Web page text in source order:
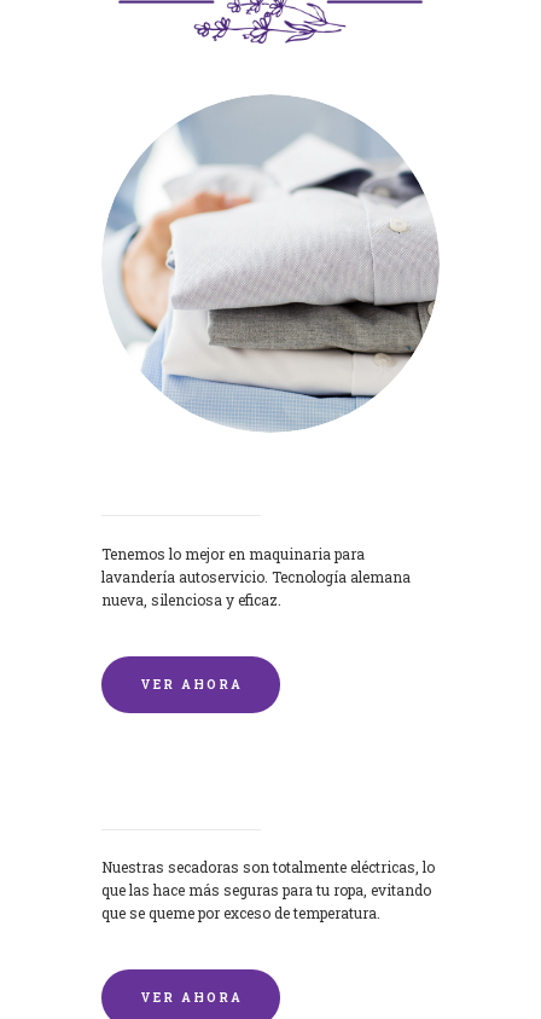
Tenemos lo mejor en maquinaria para
lavandería autoservicio. Tecnología alemana
nueva, silenciosa y eficaz.
VER AHORA
Nuestras secadoras son totalmente eléctricas, lo
que las hace más seguras para tu ropa, evitando
que se queme por exceso de temperatura.
VER AHORA